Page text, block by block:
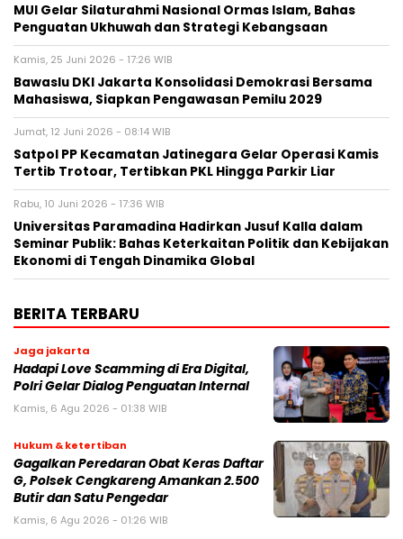
MUI Gelar Silaturahmi Nasional Ormas Islam, Bahas
Penguatan Ukhuwah dan Strategi Kebangsaan
Kamis, 25 Juni 2026 - 17:26 WIB
Bawaslu DKI Jakarta Konsolidasi Demokrasi Bersama
Mahasiswa, Siapkan Pengawasan Pemilu 2029
Jumat, 12 Juni 2026 - 08:14 WIB
Satpol PP Kecamatan Jatinegara Gelar Operasi Kamis
Tertib Trotoar, Tertibkan PKL Hingga Parkir Liar
Rabu, 10 Juni 2026 - 17:36 WIB
Universitas Paramadina Hadirkan Jusuf Kalla dalam
Seminar Publik: Bahas Keterkaitan Politik dan Kebijakan
Ekonomi di Tengah Dinamika Global
BERITA TERBARU
Jaga jakarta
Hadapi Love Scamming di Era Digital,
Polri Gelar Dialog Penguatan Internal
Kamis, 6 Agu 2026 - 01:38 WIB
Hukum & ketertiban
Gagalkan Peredaran Obat Keras Daftar
G, Polsek Cengkareng Amankan 2.500
Butir dan Satu Pengedar
Kamis, 6 Agu 2026 - 01:26 WIB